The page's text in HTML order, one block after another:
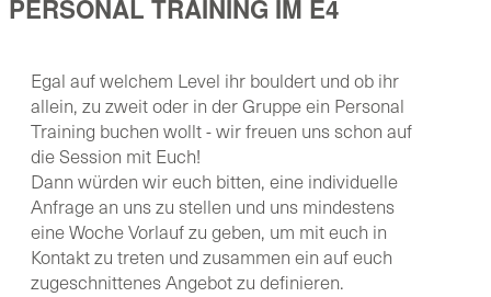
PERSONAL TRAINING IM E4
Egal auf welchem Level ihr bouldert und ob ihr
allein, zu zweit oder in der Gruppe ein Personal
Training buchen wollt - wir freuen uns schon auf
die Session mit Euch!
Dann würden wir euch bitten, eine individuelle
Anfrage an uns zu stellen und uns mindestens
eine Woche Vorlauf zu geben, um mit euch in
Kontakt zu treten und zusammen ein auf euch
zugeschnittenes Angebot zu definieren.